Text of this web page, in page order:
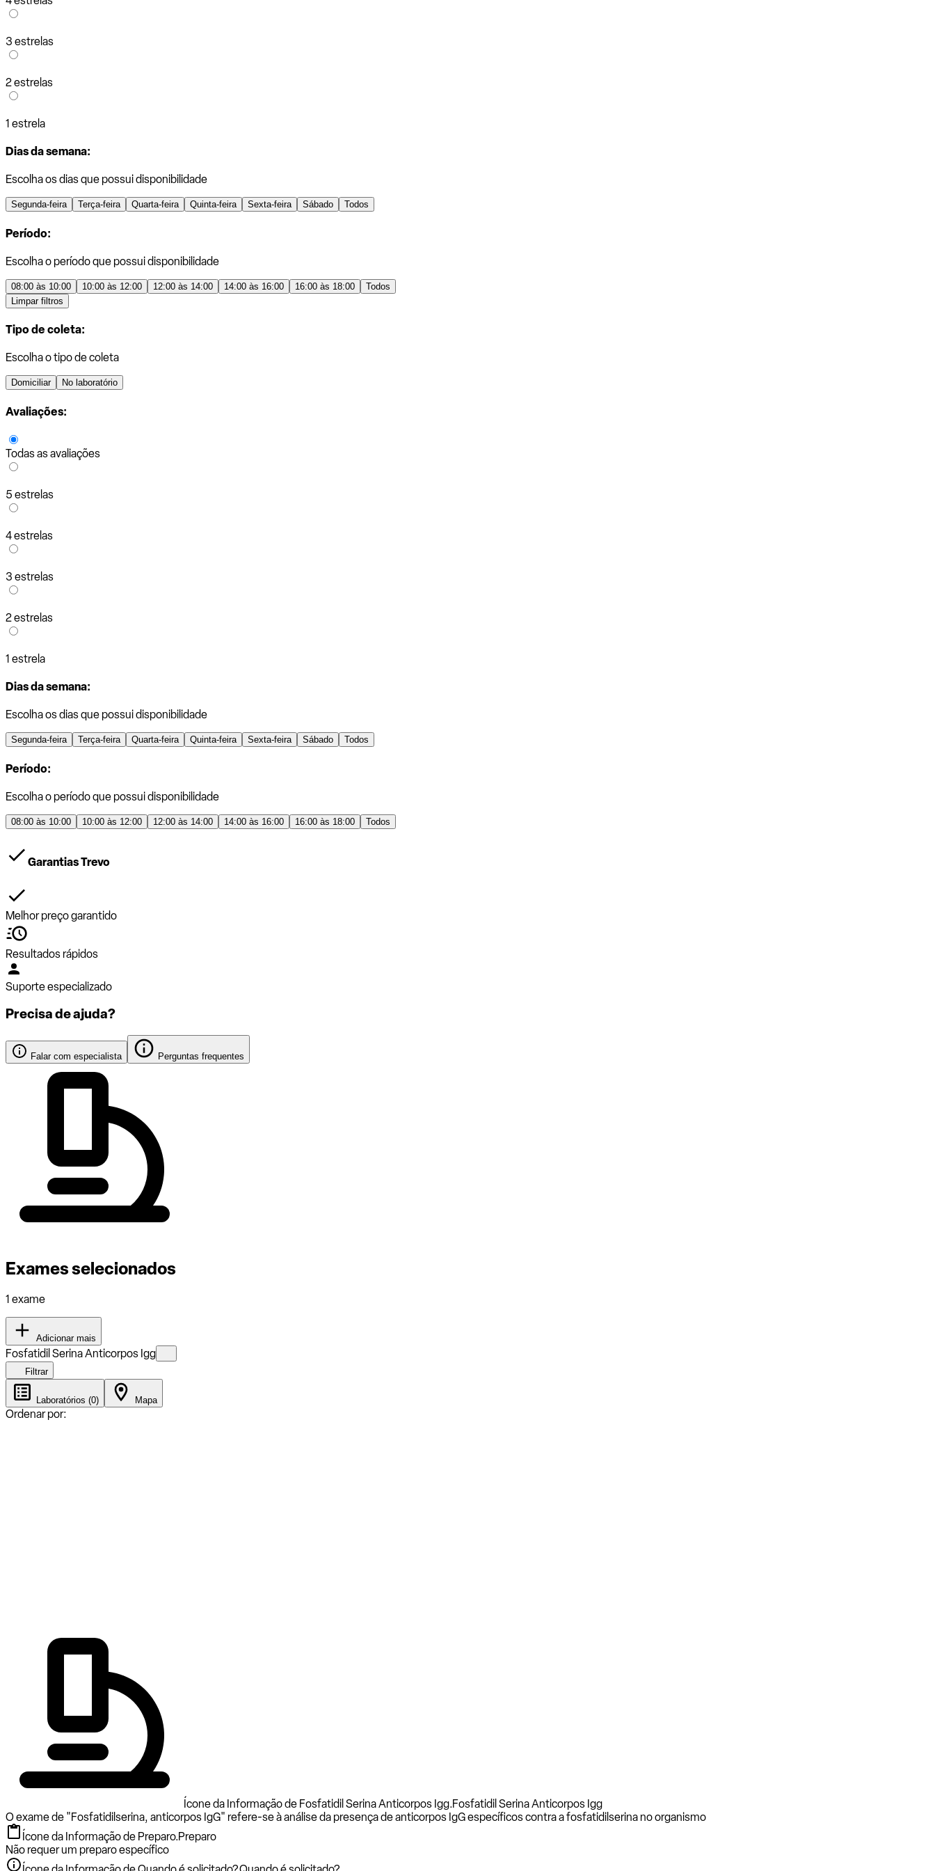
3 estrelas
2 estrelas
1 estrela
Dias da semana:
Escolha os dias que possui disponibilidade
Segunda-feira Terça-feira Quarta-feira Quinta-feira Sexta-feira Sábado Todos
Período:
Escolha o período que possui disponibilidade
08:00 às 10:00 10:00 às 12:00 12:00 às 14:00 14:00 às 16:00 16:00 às 18:00
Todos
Limpar filtros
Tipo de coleta:
Escolha o tipo de coleta
Domiciliar No laboratório
Avaliações:
Todas as avaliações
5 estrelas
4 estrelas
3 estrelas
2 estrelas
1 estrela
Dias da semana:
Escolha os dias que possui disponibilidade
Segunda-feira Terça-feira Quarta-feira Quinta-feira Sexta-feira Sábado Todos
Período:
Escolha o período que possui disponibilidade
08:00 às 10:00 10:00 às 12:00 12:00 às 14:00 14:00 às 16:00 16:00 às 18:00 Todos
Garantias Trevo
Melhor preço garantido
Resultados rápidos
Suporte especializado
Precisa de ajuda?
Falar com especialista Perguntas frequentes
Exames selecionados
1 exame
Adicionar mais
Fosfatidil Serina Anticorpos Igg
Filtrar
Laboratórios (0) Mapa
Ordenar por:
Ícone da Informação de Fosfatidil Serina Anticorpos Igg.Fosfatidil Serina Anticorpos Igg
O exame de "Fosfatidilserina, anticorpos IgG" refere-se à análise da presença de anticorpos IgG específicos contra a fosfatidilserina no organismo
Ícone da Informação de Preparo.Preparo
Não requer um preparo específico